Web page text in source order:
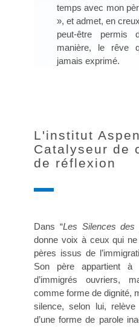
temps avec mon
», et admet, en
peut-être permis
manière, le rêve
jamais exprimé.
L'institut
Catalyseur de
de réflexion
Dans “Les Silences des
donne voix à ceux qui
pères issus de
Son père appartient à
d’immigrés ouvriers,
comme forme de dignité,
silence, selon lui, relève
d’une forme de parole